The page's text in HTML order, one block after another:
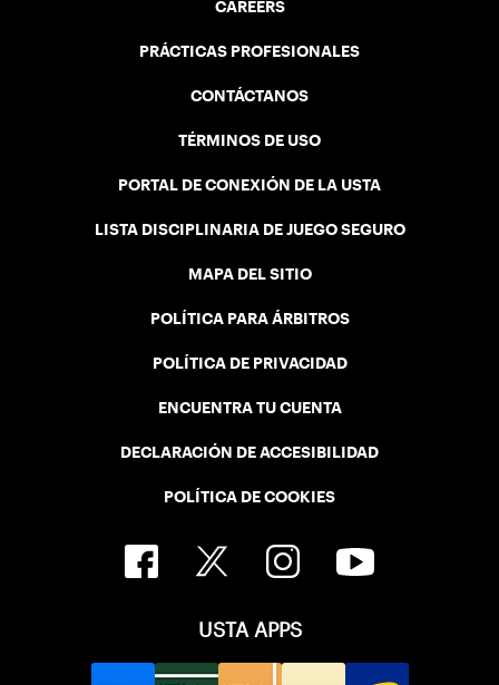
CAREERS
PRÁCTICAS PROFESIONALES
CONTÁCTANOS
TÉRMINOS DE USO
PORTAL DE CONEXIÓN DE LA USTA
LISTA DISCIPLINARIA DE JUEGO SEGURO
MAPA DEL SITIO
POLÍTICA PARA ÁRBITROS
POLÍTICA DE PRIVACIDAD
ENCUENTRA TU CUENTA
DECLARACIÓN DE ACCESIBILIDAD
POLÍTICA DE COOKIES
USTA APPS